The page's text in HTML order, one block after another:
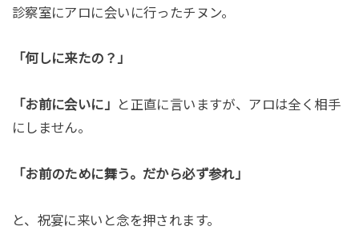
診察室にアロに会いに行ったチヌン。
「何しに来たの？」
「お前に会いに」
と正直に言いますが、アロは全く相手
にしません。
「お前のために舞う。だから必ず参れ」
と、祝宴に来いと念を押されます。